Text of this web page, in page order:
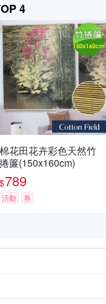
4
棉花田花卉彩色天然竹
捲簾(150x160cm)
$789
活動 券